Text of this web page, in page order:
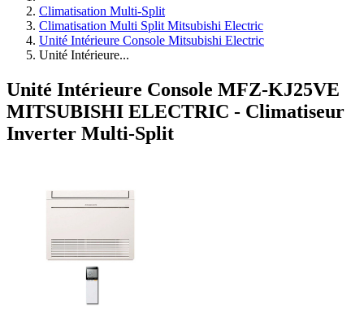
Climatisation Multi-Split
Climatisation Multi Split Mitsubishi Electric
Unité Intérieure Console Mitsubishi Electric
Unité Intérieure...
Unité Intérieure Console MFZ-KJ25VE
MITSUBISHI ELECTRIC - Climatiseur
Inverter Multi-Split